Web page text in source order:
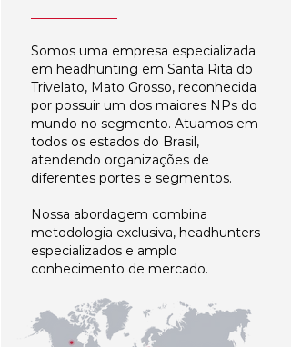
Somos uma empresa especializada
em headhunting em Santa Rita do
Trivelato, Mato Grosso, reconhecida
por possuir um dos maiores NPs do
mundo no segmento. Atuamos em
todos os estados do Brasil,
atendendo organizações de
diferentes portes e segmentos.
Nossa abordagem combina
metodologia exclusiva, headhunters
especializados e amplo
conhecimento de mercado.